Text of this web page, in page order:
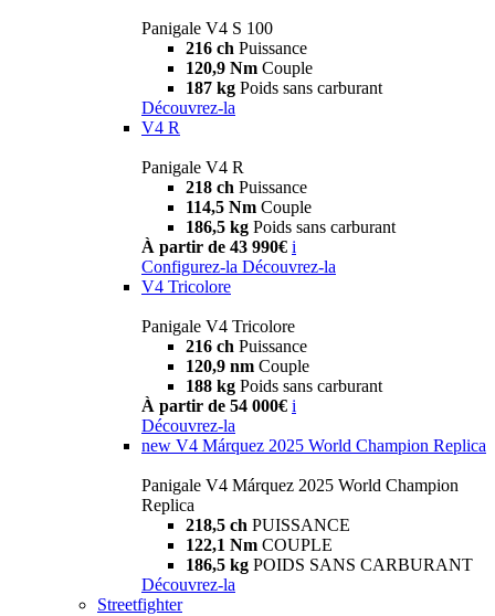
Panigale V4 S 100
216 ch Puissance
120,9 Nm Couple
187 kg Poids sans carburant
Découvrez-la
V4 R
Panigale V4 R
218 ch Puissance
114,5 Nm Couple
186,5 kg Poids sans carburant
À partir de 43 990€ i
Configurez-la Découvrez-la
V4 Tricolore
Panigale V4 Tricolore
216 ch Puissance
120,9 nm Couple
188 kg Poids sans carburant
À partir de 54 000€ i
Découvrez-la
new V4 Márquez 2025 World Champion Replica
Panigale V4 Márquez 2025 World Champion
Replica
218,5 ch PUISSANCE
122,1 Nm COUPLE
186,5 kg POIDS SANS CARBURANT
Découvrez-la
Streetfighter